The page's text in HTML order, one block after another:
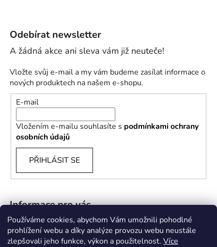
Používáme cookies, abychom Vám umožnili pohodlné
prohlížení webu a díky analýze provozu webu neustále
zlepšovali jeho funkce, výkon a použitelnost. Více
Odebírat newsletter
Vložte svůj e-mail a my vám budeme zasílat informace o
nových produktech na našem e-shopu.
E-mail
Vložením e-mailu souhlasíte s podmínkami ochrany
osobních údajů
PŘIHLÁSIT SE
Informace pro vás
B2B
Doprava a platba